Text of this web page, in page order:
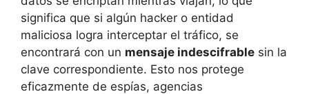
significa que si algún hacker o entidad
maliciosa logra interceptar el tráfico, se
encontrará con un mensaje indescifrable sin la
clave correspondiente. Esto nos protege
eficazmente de espías, agencias